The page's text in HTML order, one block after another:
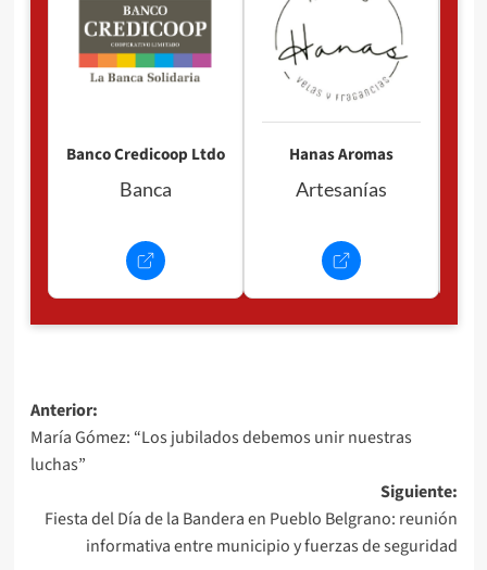
Banco Credicoop Ltdo
Banca
Hanas Aromas
Artesanías
Navegación
de
entradas
Anterior:
María Gómez: “Los jubilados debemos unir nuestras
luchas”
Siguiente:
Fiesta del Día de la Bandera en Pueblo Belgrano: reunión
informativa entre municipio y fuerzas de seguridad